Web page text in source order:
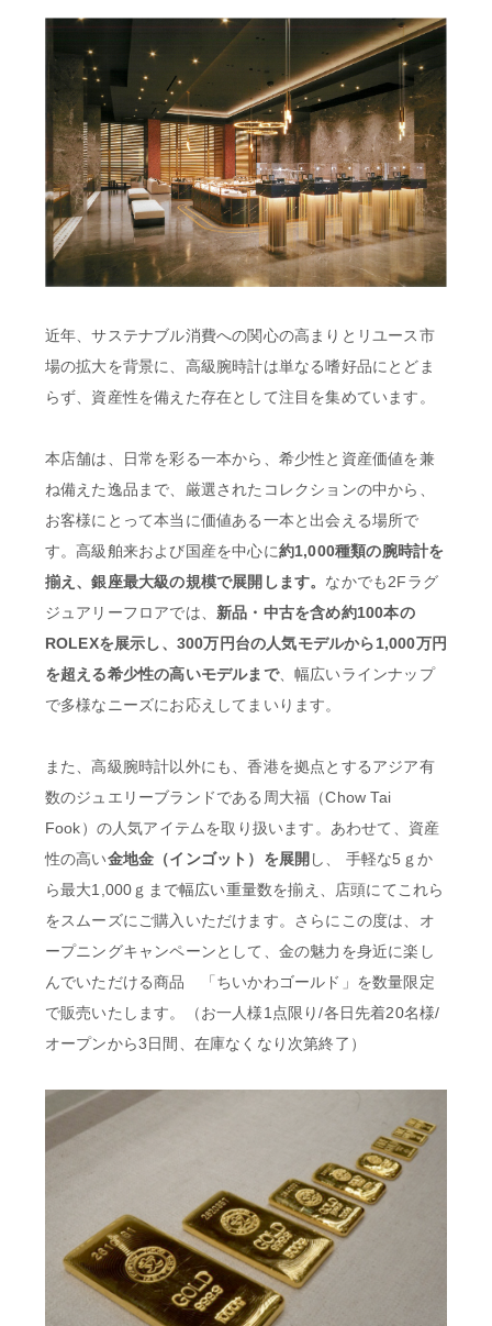
近年、サステナブル消費への関心の高まりとリユース市
場の拡大を背景に、高級腕時計は単なる嗜好品にとどま
らず、資産性を備えた存在として注目を集めています。
本店舗は、日常を彩る一本から、希少性と資産価値を兼
ね備えた逸品まで、厳選されたコレクションの中から、
お客様にとって本当に価値ある一本と出会える場所で
す。高級舶来および国産を中心に約1,000種類の腕時計を
揃え、銀座最大級の規模で展開します。 なかでも2Fラグ
ジュアリーフロアでは、 新品・中古を含め約100本の
ROLEXを展示し、300万円台の人気モデルから1,000万円
を超える希少性の高いモデルまで、幅広いラインナップ
で多様なニーズにお応えしてまいります。
また、高級腕時計以外にも、香港を拠点とするアジア有
数のジュエリーブランドである周大福（Chow Tai
Fook）の人気アイテムを取り扱います。あわせて、資産
性の高い金地金（インゴット）を展開 し、 手軽な5ｇか
ら最大1,000ｇまで幅広い重量数を揃え、店頭にてこれら
をスムーズにご購入いただけます。さらにこの度は、オ
ープニングキャンペーンとして、金の魅力を身近に楽し
んでいただける商品 「ちいかわゴールド」を数量限定
で販売いたします。（お一人様1点限り/各日先着20名様/
オープンから3日間、在庫なくなり次第終了）